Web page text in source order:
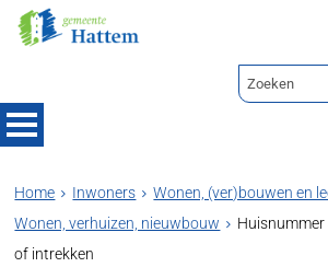
Home Inwoners
Wonen, (ver)bouwen en
Wonen, verhuizen, nieuwbouw
of intrekken